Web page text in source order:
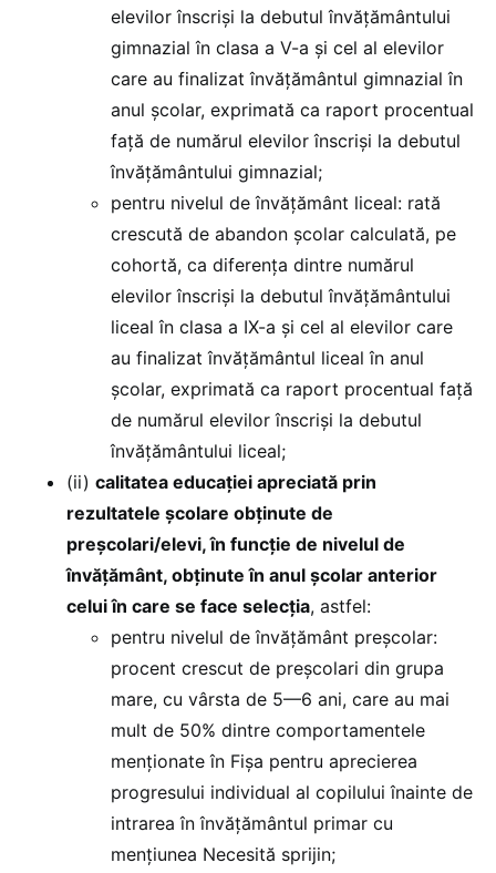
elevilor înscriși la debutul învățământului
gimnazial în clasa a V-a și cel al elevilor
care au finalizat învățământul gimnazial în
anul școlar, exprimată ca raport procentual
față de numărul elevilor înscriși la debutul
învățământului gimnazial;
pentru nivelul de învățământ liceal: rată
crescută de abandon școlar calculată, pe
cohortă, ca diferența dintre numărul
elevilor înscriși la debutul învățământului
liceal în clasa a IX-a și cel al elevilor care
au finalizat învățământul liceal în anul
școlar, exprimată ca raport procentual față
de numărul elevilor înscriși la debutul
învățământului liceal;
(ii) calitatea educației apreciată prin
rezultatele școlare obținute de
preșcolari/elevi, în funcție de nivelul de
învățământ, obținute în anul școlar anterior
celui în care se face selecția, astfel:
pentru nivelul de învățământ preșcolar:
procent crescut de preșcolari din grupa
mare, cu vârsta de 5—6 ani, care au mai
mult de 50% dintre comportamentele
menționate în Fișa pentru aprecierea
progresului individual al copilului înainte de
intrarea în învățământul primar cu
mențiunea Necesită sprijin;